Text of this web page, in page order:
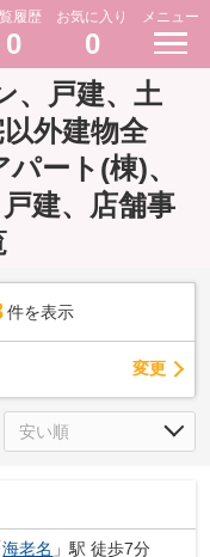
履歴
0
お気に入り
0
メニュー
、戸建、土
外建物全
ート(棟)、
建、店舗事
件を表示
変更
海老名 」駅 徒歩7分